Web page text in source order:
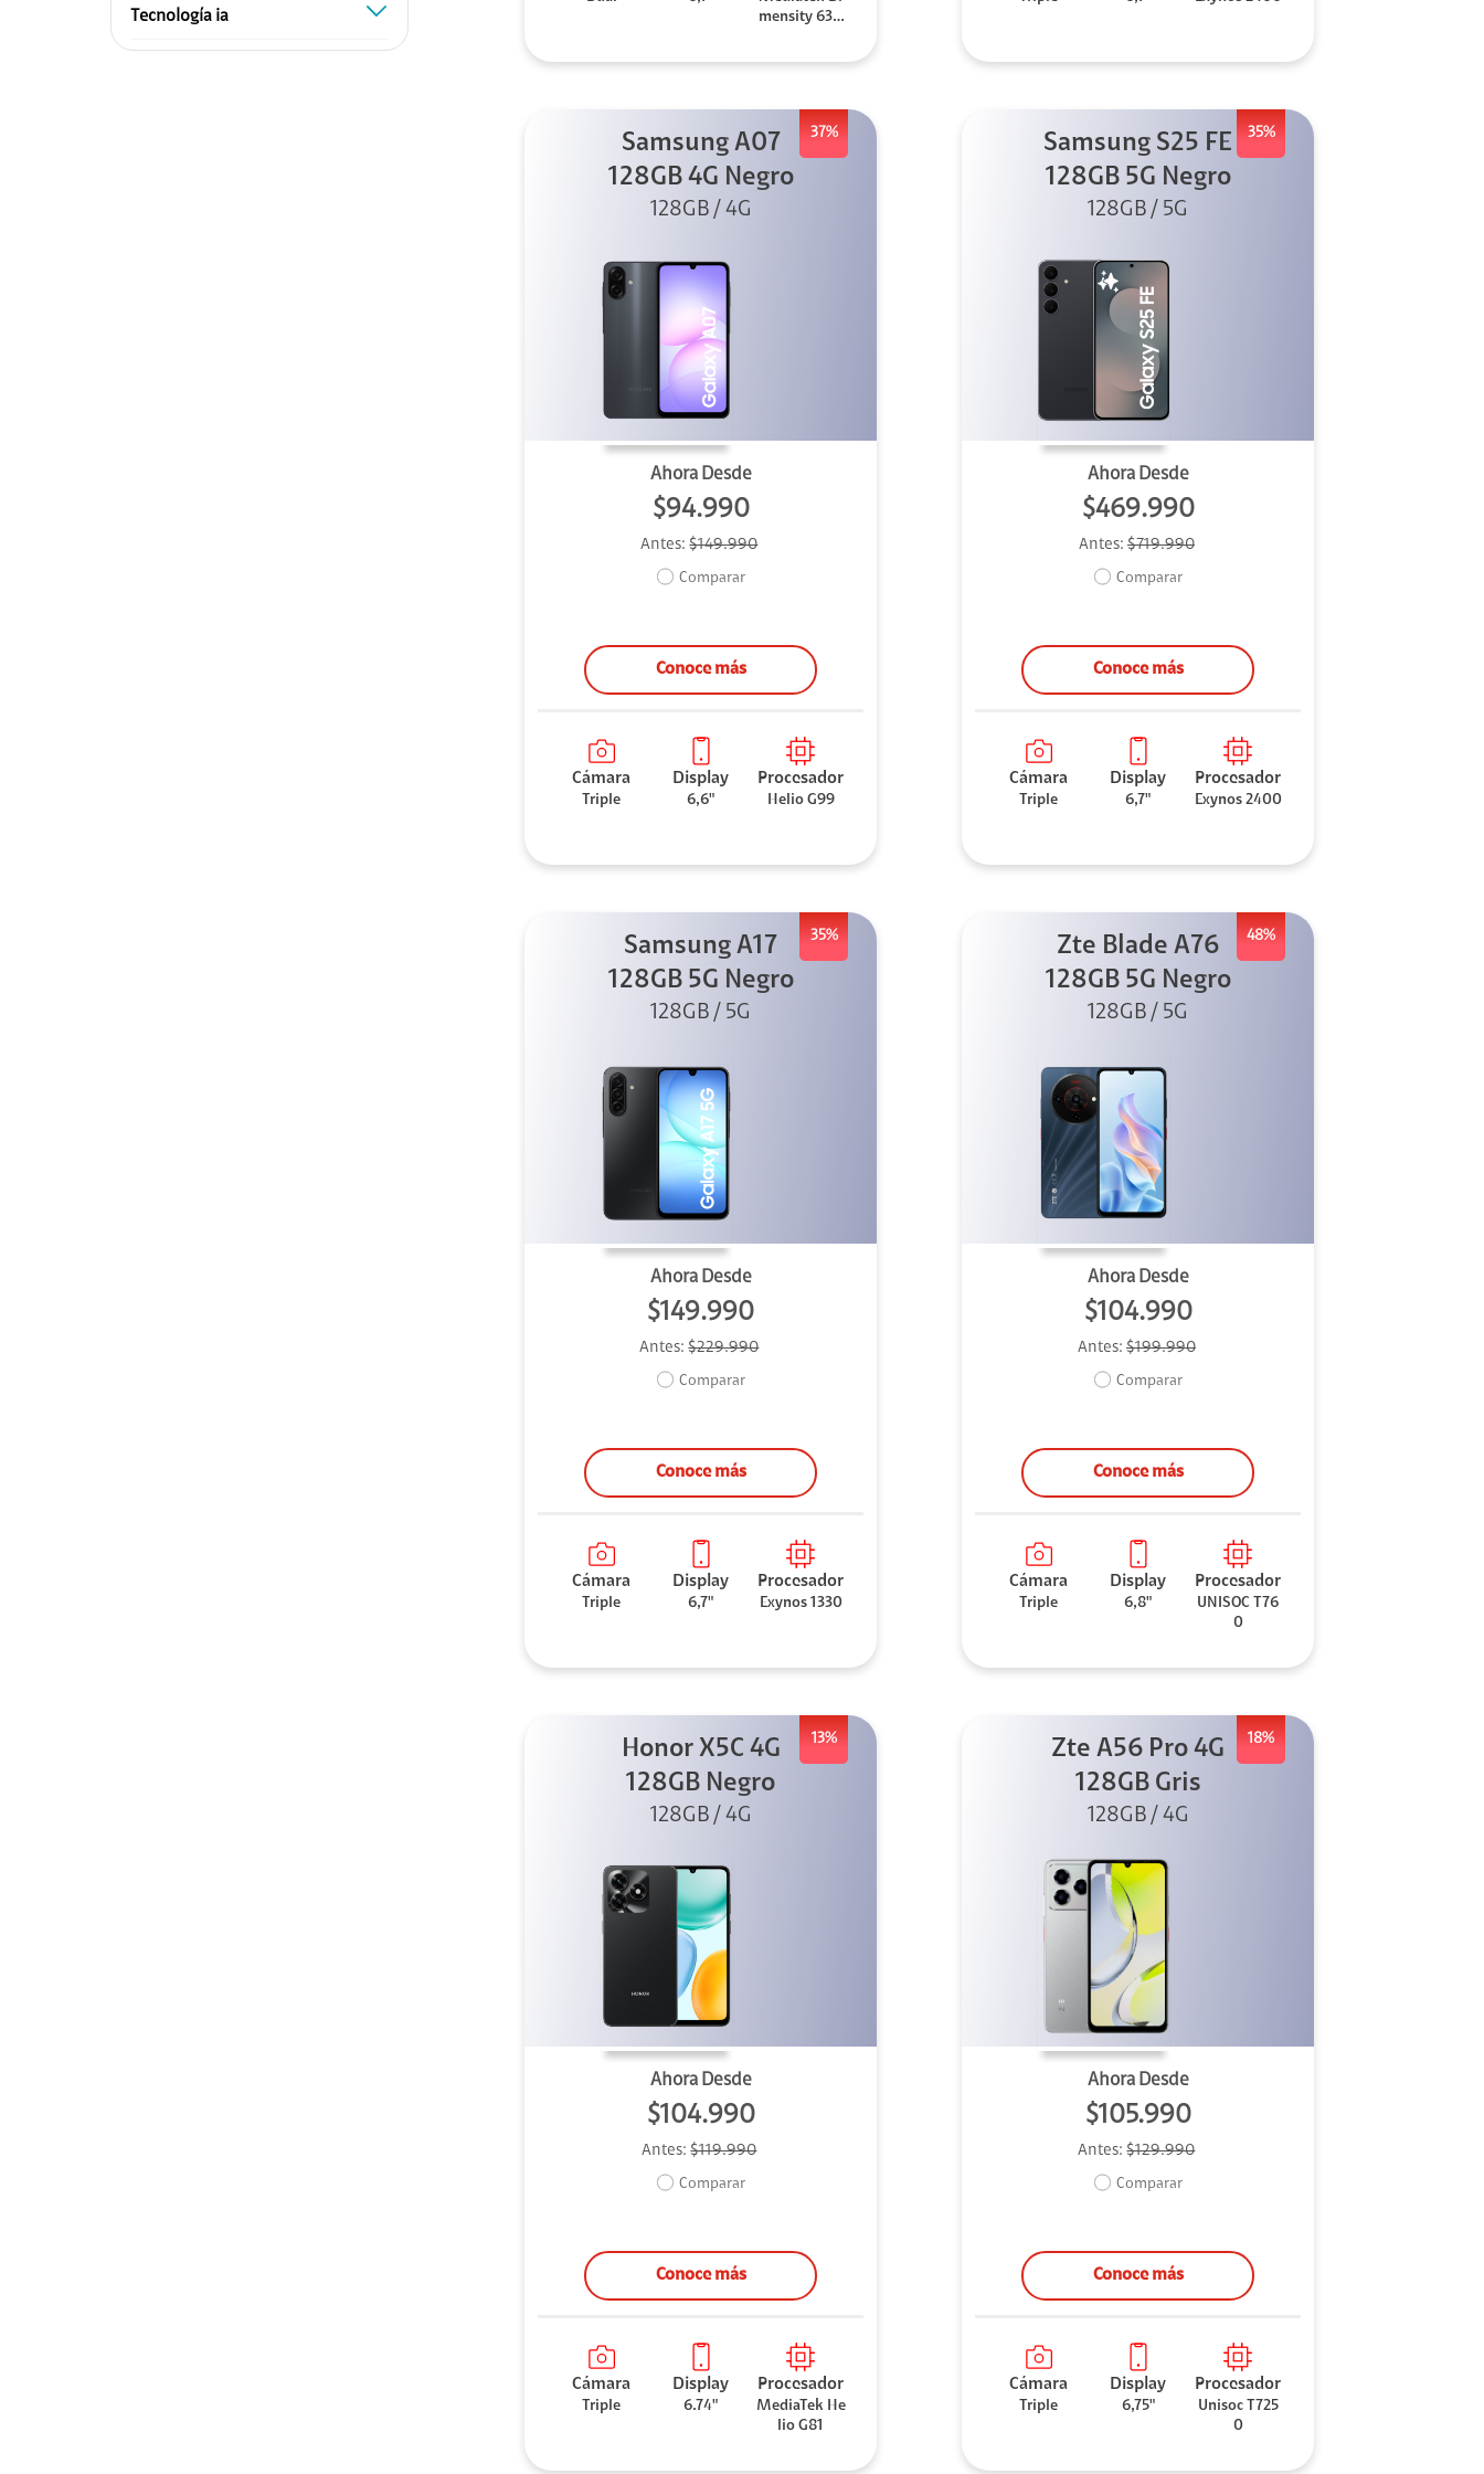
IAtecnología ia
mensity 630
37%
Samsung A07
128GB 4G Negro
128GB / 4G
Ahora Desde
$94.990
Antes:$149.990
Comparar
Conoce más
Cámara
Triple
Display
6,6"
Procesador
Helio G99
35%
Samsung S25 FE
128GB 5G Negro
128GB / 5G
Ahora Desde
$469.990
Antes: $719.990
Comparar
Conoce más
Cámara
Triple
Display
6,7"
Procesador
Exynos 2400
35%
Samsung A17
128GB 5G Negro
128GB / 5G
Ahora Desde
$149.990
Antes:$229.990
Comparar
Conoce más
Cámara
Triple
Display
6,7"
Procesador
Exynos 1330
48%
Zte Blade A76
128GB 5G Negro
128GB / 5G
Ahora Desde
$104.990
Antes: $199.990
Comparar
Conoce más
Cámara
Triple
Display
6,8"
Procesador
UNISOC T76
0
13%
Honor X5C 4G
128GB Negro
128GB / 4G
Ahora Desde
$104.990
Antes:$119.990
Comparar
Conoce más
Cámara
Triple
Display
6.74"
Procesador
MediaTek He
lio G81
18%
Zte A56 Pro 4G
128GB Gris
128GB / 4G
Ahora Desde
$105.990
Antes:$129.990
Comparar
Conoce más
Cámara
Triple
Display
6,75"
Procesador
Unisoc T725
0